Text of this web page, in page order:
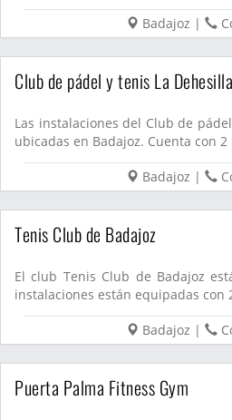
Badajoz |
Club de pádel y tenis La Dehesilla
Las instalaciones del Club de
ubicadas en Badajoz. Cuenta con
Badajoz |
Tenis Club de Badajoz
El club Tenis Club de Badajoz
instalaciones están equipadas con
Badajoz |
Puerta Palma Fitness Gym